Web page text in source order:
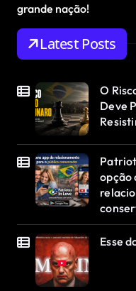
grande nação!
Latest Posts
O
Deve
opção
Esse